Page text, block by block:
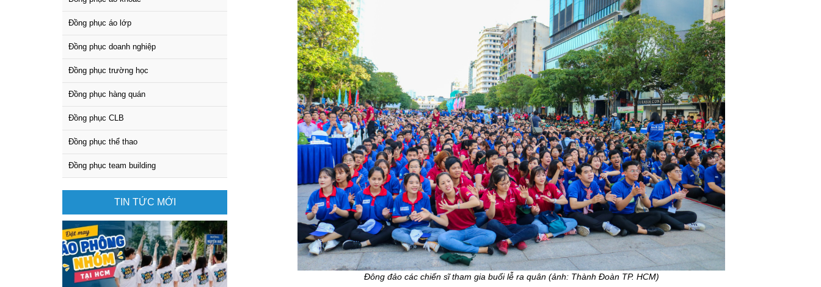
Đồng phục áo lớp
Đồng phục doanh nghiệp
Đồng phục trường học
Đồng phục hàng quán
Đồng phục CLB
Đồng phục thể thao
Đồng phục team building
TIN TỨC MỚI
Đông đảo các chiến sĩ tham gia buổi lễ ra quân (ảnh: Thành Đoàn TP. HCM)